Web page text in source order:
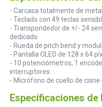
- Carcasa totalmente de metal
- Teclado con 49 teclas
- Transpondedor de +/- 24
dedicado
- Rueda de pitch bend y
- Pantalla OLED de 128 x 64
- 10 potenciómetros, 1
interruptores
- Micrófono de cuello de cisne
Especificaciones de